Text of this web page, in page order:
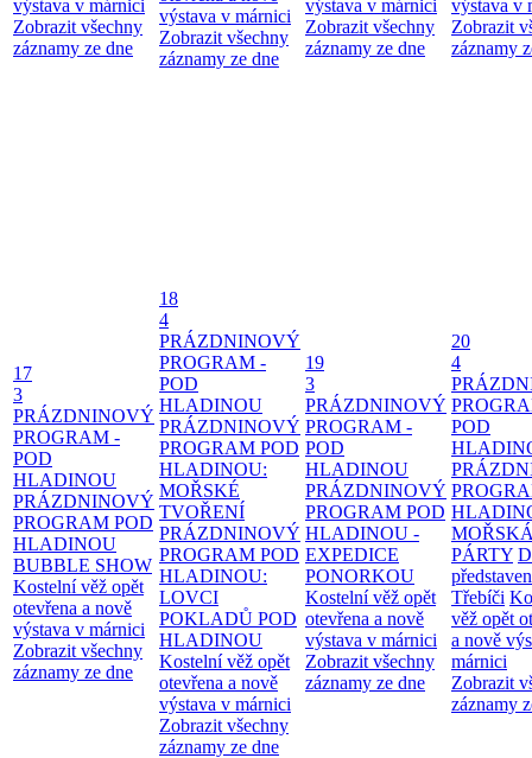
výstava v márnici
Zobrazit všechny
záznamy ze dne
výstava v márnici
Zobrazit všechny
záznamy ze dne
výstava v márnici
Zobrazit všechny
záznamy ze dne
výstava v
Zobrazit
záznamy
17
3
PRÁZDNINOVÝ
PROGRAM -
POD
HLADINOU
PRÁZDNINOVÝ
PROGRAM POD
HLADINOU
BUBBLE SHOW
Kostelní věž opět
otevřena a nově
výstava v márnici
Zobrazit všechny
záznamy ze dne
18
4
PRÁZDNINOVÝ
PROGRAM -
POD
HLADINOU
PRÁZDNINOVÝ
PROGRAM POD
HLADINOU:
MOŘSKÉ
TVOŘENÍ
PRÁZDNINOVÝ
PROGRAM POD
HLADINOU:
LOVCI
POKLADŮ POD
HLADINOU
Kostelní věž opět
otevřena a nově
výstava v márnici
Zobrazit všechny
záznamy ze dne
19
3
PRÁZDNINOVÝ
PROGRAM -
POD
HLADINOU
PRÁZDNINOVÝ
PROGRAM POD
HLADINOU -
EXPEDICE
PONORKOU
Kostelní věž opět
otevřena a nově
výstava v márnici
Zobrazit všechny
záznamy ze dne
20
4
POD
PÁRTY
Třebíči
věž opět
a nově
márnici
Zobrazit
záznamy